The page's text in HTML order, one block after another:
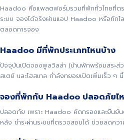
Haadoo คือแพลตฟอร์มรวมที่พักทั่วไทยที่ต
ระบบ จองได้จริงผ่านแอป Haadoo หรือทัก
ตลอดการจอง
Haadoo มีที่พักประเภทไหนบ้าง
ปัจจุบันเปิดจองพูลวิลล่า (บ้านพักพร้อมสระ
สเตย์ และโฮสเทล กำลังทยอยเปิดเพิ่มเร็ว ๆ นี้
จองที่พักกับ Haadoo ปลอดภัยไ
ปลอดภัย เพราะ Haadoo คัดกรองและยืนยั
หลัง ชำระผ่านระบบที่ตรวจสอบได้ ช่วยลดคว